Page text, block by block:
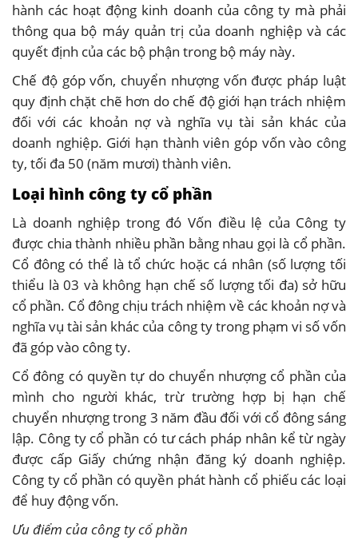
hành các hoạt động kinh doanh của công ty mà phải
thông qua bộ máy quản trị của doanh nghiệp và các
quyết định của các bộ phận trong bộ máy này.
Chế độ góp vốn, chuyển nhượng vốn được pháp luật
quy định chặt chẽ hơn do chế độ giới hạn trách nhiệm
đối với các khoản nợ và nghĩa vụ tài sản khác của
doanh nghiệp. Giới hạn thành viên góp vốn vào công
ty, tối đa 50 (năm mươi) thành viên.
Loại hình công ty cổ phần
Là doanh nghiệp trong đó Vốn điều lệ của Công ty
được chia thành nhiều phần bằng nhau gọi là cổ phần.
Cổ đông có thể là tổ chức hoặc cá nhân (số lượng tối
thiểu là 03 và không hạn chế số lượng tối đa) sở hữu
cổ phần. Cổ đông chịu trách nhiệm về các khoản nợ và
nghĩa vụ tài sản khác của công ty trong phạm vi số vốn
đã góp vào công ty.
Cổ đông có quyền tự do chuyển nhượng cổ phần của
mình cho người khác, trừ trường hợp bị hạn chế
chuyển nhượng trong 3 năm đầu đối với cổ đông sáng
lập. Công ty cổ phần có tư cách pháp nhân kể từ ngày
được cấp Giấy chứng nhận đăng ký doanh nghiệp.
Công ty cổ phần có quyền phát hành cổ phiếu các loại
để huy động vốn.
Ưu điểm của công ty cổ phần